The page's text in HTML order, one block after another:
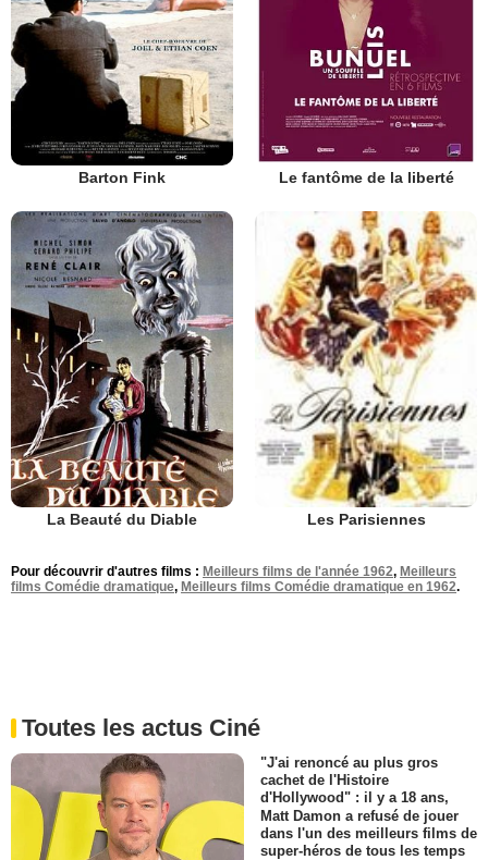
Barton Fink Le fantôme de la liberté
La Beauté du Diable Les Parisiennes
Pour découvrir d'autres films : Meilleurs films de l'année 1962, Meilleurs
films Comédie dramatique, Meilleurs films Comédie dramatique en 1962.
Toutes les actus Ciné
"J'ai renoncé au plus gros
cachet de l'Histoire
d'Hollywood" : il y a 18 ans,
Matt Damon a refusé de jouer
dans l'un des meilleurs films de
super-héros de tous les temps